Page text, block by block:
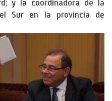
y la coordinadora de la
Sur en la provincia de